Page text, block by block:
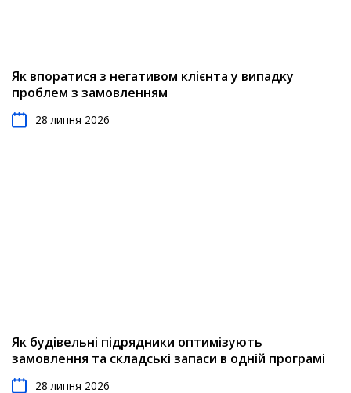
Як впоратися з негативом клієнта у випадку
проблем з замовленням
28 липня 2026
Як будівельні підрядники оптимізують
замовлення та складські запаси в одній програмі
28 липня 2026